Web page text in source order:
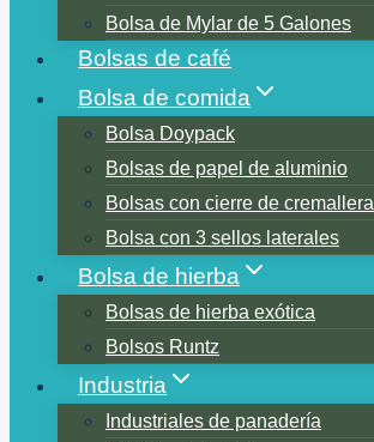
Bolsa de Mylar de 5 Galones
Bolsas de café
Bolsa de comida
Bolsa Doypack
Bolsas de papel de aluminio
Bolsas con cierre de cremallera
Bolsa con 3 sellos laterales
Bolsa de hierba
Bolsas de hierba exótica
Bolsos Runtz
Industria
Industriales de panadería